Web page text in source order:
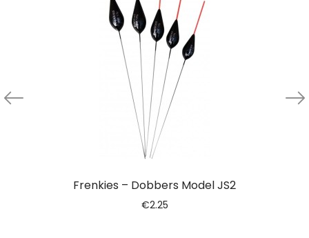
Frenkies – Dobbers Model JS2
€2.25